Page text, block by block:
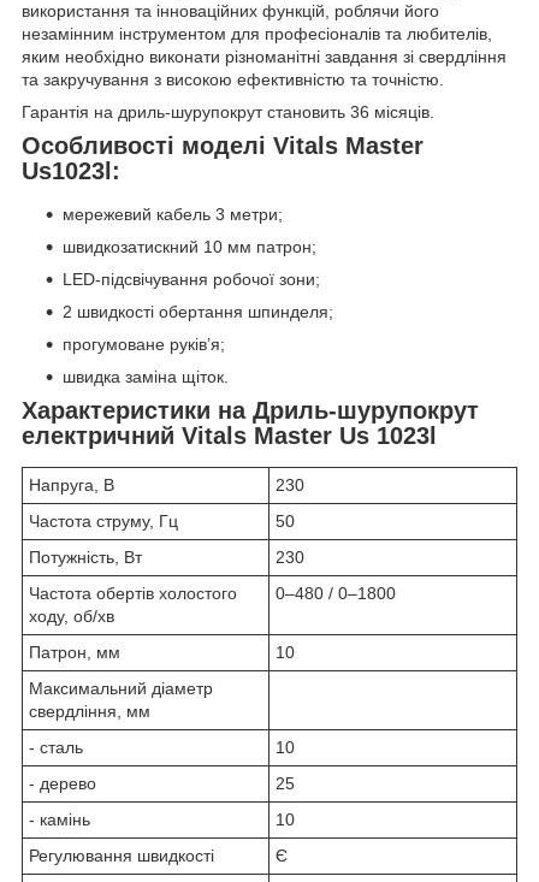
використання та інноваційних функцій, роблячи його
незамінним інструментом для професіоналів та любителів,
яким необхідно виконати різноманітні завдання зі свердління
та закручування з високою ефективністю та точністю.
Гарантія на дриль-шурупокрут становить 36 місяців.
Особливості моделі Vitals Master
Us1023l:
мережевий кабель 3 метри;
швидкозатискний 10 мм патрон;
LED-підсвічування робочої зони;
2 швидкості обертання шпинделя;
прогумоване руків’я;
швидка заміна щіток.
Характеристики на Дриль-шурупокрут
електричний Vitals Master Us 1023l
Напруга, В
230
Частота струму, Гц
50
Потужність, Вт
230
Частота обертів холостого
ходу, об/хв
0‒480 / 0‒1800
Патрон, мм
10
Максимальний діаметр
свердління, мм
- сталь
10
- дерево
25
- камінь
10
Регулювання швидкості
Є